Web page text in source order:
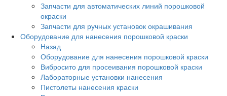
Запчасти для автоматических линий порошковой
окраски
Запчасти для ручных установок окрашивания
Оборудование для нанесения порошковой краски
Назад
Оборудование для нанесения порошковой краски
Вибросито для просеивания порошковой краски
Лабораторные установки нанесения
Пистолеты нанесения краски